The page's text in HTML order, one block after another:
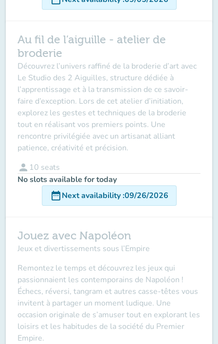
Au fil de l’aiguille - atelier de
broderie
Découvrez l’univers raffiné de la broderie d’art avec
Le Studio des 2 Aiguilles, structure dédiée à
l’apprentissage et à la transmission de ce savoir-
faire d’exception. Lors de cet atelier d’initiation,
explorez les gestes et techniques de la broderie
tout en réalisant vos premiers points. Une
rencontre privilégiée avec un artisanat alliant
patience, créativité et précision.
person 10 seats
No slots available for today
date_rangeNext availability:09/26/2026
Jouez avec Napoléon
Jeux et divertissements sous l’Empire
Remontez le temps et découvrez les jeux qui
passionnaient les contemporains de Napoléon !
Échecs, réversi, tangram et autres casse-têtes vous
invitent à partager un moment ludique. Une
occasion originale de s’amuser tout en explorant les
loisirs et les habitudes de la société du Premier
Empire.